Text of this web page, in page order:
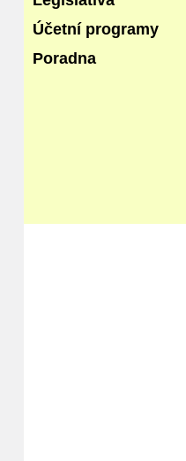
Účetní programy
Poradna